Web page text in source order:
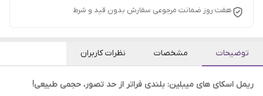
هفت روز ضمانت مرجوعی سفارش بدون قید و شرط
توضیحات مشخصات نظرات کاربران
ریمل اسکای های میبلین: بلندی فراتر از حد تصور، حجمی طبیعی!